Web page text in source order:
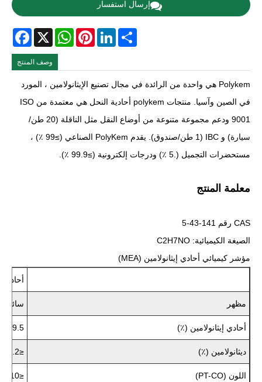
إرسال استفسار
Facebook X
WhatsAppPinterestLinkedIn Share
وصف المنتج
Polykem هي واحدة من الرائدة في مجال تصنيع الإيثانولامين ، المورد
في الصين وآسيا. منتجات polykem أحادية النحل هي معتمدة من ISO
9001 ودعم مجموعة متنوعة من أوضاع النقل مثل الناقلة (20 طن/
سيارة) و IBC (1 طن/صندوق). يقدم PolyKem الصناعي (≥99 ٪) ،
مستحضرات التجميل (.5 ٪) ودرجات إلكترونية (≥99.9 ٪).
معلمة المنتج
CAS رقم 141-43-5
الصيغة الكيميائية: C2H7NO
مؤشر كيميائي أحادي إيثانولامين (MEA)
أحادي
مظهر سائل
أحادي إيثانولامين (٪) 99.5
ديثانولامين (٪) ≤0.2
اللون (PT-CO) ≤10